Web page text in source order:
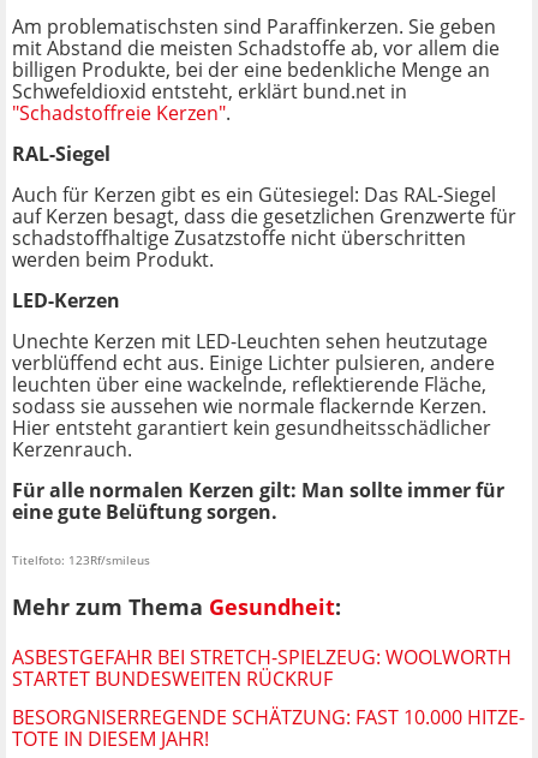
Am problematischsten sind Paraffinkerzen. Sie geben
mit Abstand die meisten Schadstoffe ab, vor allem die
billigen Produkte, bei der eine bedenkliche Menge an
Schwefeldioxid entsteht, erklärt bund.net in
"Schadstoffreie Kerzen".
RAL-Siegel
Auch für Kerzen gibt es ein Gütesiegel: Das RAL-Siegel
auf Kerzen besagt, dass die gesetzlichen Grenzwerte für
schadstoffhaltige Zusatzstoffe nicht überschritten
werden beim Produkt.
LED-Kerzen
Unechte Kerzen mit LED-Leuchten sehen heutzutage
verblüffend echt aus. Einige Lichter pulsieren, andere
leuchten über eine wackelnde, reflektierende Fläche,
sodass sie aussehen wie normale flackernde Kerzen.
Hier entsteht garantiert kein gesundheitsschädlicher
Kerzenrauch.
Für alle normalen Kerzen gilt: Man sollte immer für
eine gute Belüftung sorgen.
Titelfoto: 123Rf/smileus
Mehr zum Thema Gesundheit:
ASBESTGEFAHR BEI STRETCH-SPIELZEUG: WOOLWORTH
STARTET BUNDESWEITEN RÜCKRUF
BESORGNISERREGENDE SCHÄTZUNG: FAST 10.000 HITZE-
TOTE IN DIESEM JAHR!